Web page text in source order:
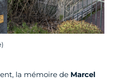
la mémoire de Marcel